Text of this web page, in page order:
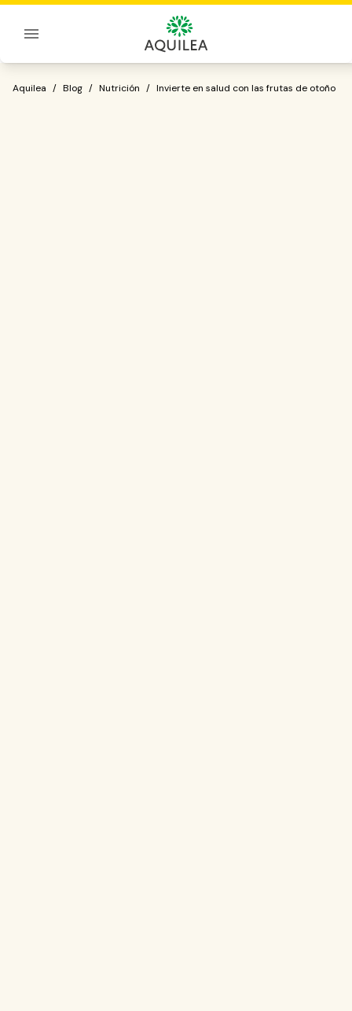
Invierte en salud con las frutas de
Aquilea / Blog / Nutrición / Invierte en salud con las frutas de otoño